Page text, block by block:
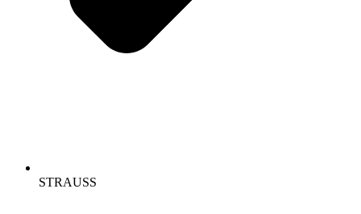
STRAUSS